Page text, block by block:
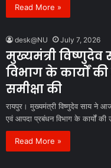
Read More »
desk@NU July 7, 2026
मुख्यमंत्री विष्णुदेव
विभाग के कार्यों
समीक्षा की
रायपुर। मुख्यमंत्री विष्णुदेव साय ने
एवं आपदा प्रबंधन विभाग के कार्यों की
Read More »